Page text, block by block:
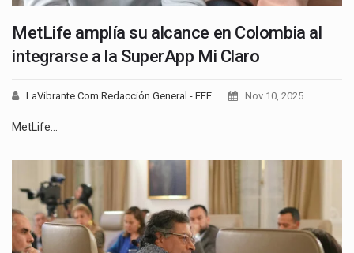
MetLife amplía su alcance en Colombia al
integrarse a la SuperApp Mi Claro
LaVibrante.Com Redacción General - EFE Nov 10, 2025
MetLife…